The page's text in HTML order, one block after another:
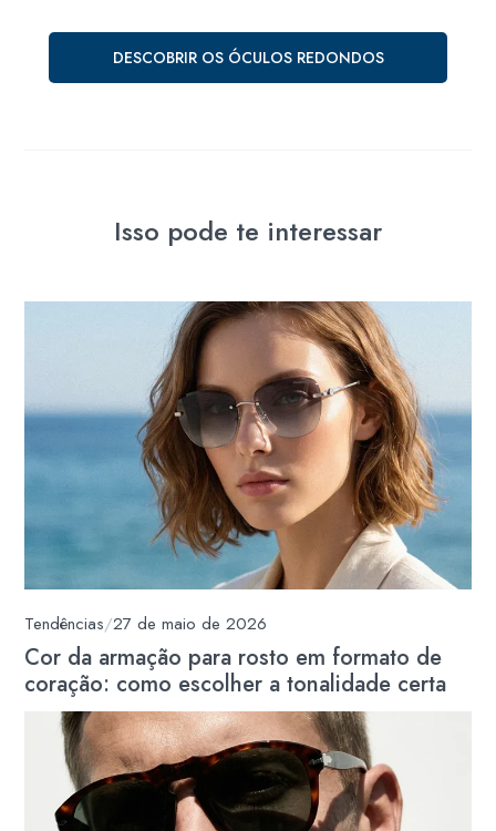
DESCOBRIR OS ÓCULOS REDONDOS
Isso pode te interessar
Tendências/27 de maio de 2026
Cor da armação para rosto em formato de
coração: como escolher a tonalidade certa